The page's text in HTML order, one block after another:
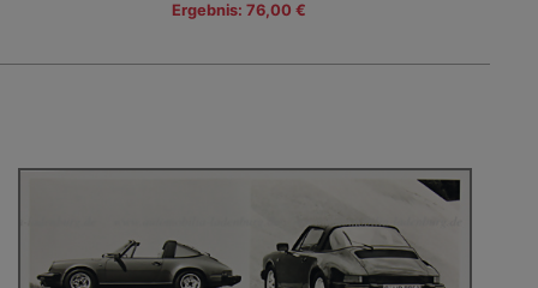
Ergebnis: 76,00 €